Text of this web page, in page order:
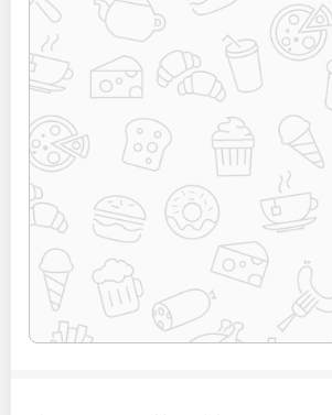
bydero.chel
Телефон
89193296421